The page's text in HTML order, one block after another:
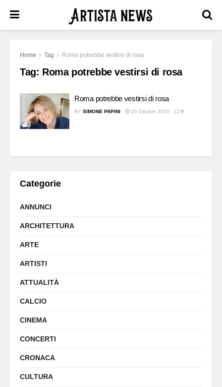
Home Tag Roma potrebbe vestirsi di rosa
Tag: Roma potrebbe vestirsi di rosa
Roma potrebbe vestirsi di rosa
BY SIMONE PAPINI 25 Ottobre 2015 0
Categorie
ANNUNCI
ARCHITETTURA
ARTE
ARTISTI
ATTUALITÀ
CALCIO
CINEMA
CONCERTI
CRONACA
CULTURA